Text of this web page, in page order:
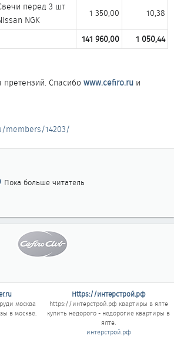
перед 3 шт
NGK​
1 350,00​ 10,38​
141 960,00
1 050,44
Спасибо www.cefiro.ru и
members/14203/
Пока больше читатель
москва
в москве.
Https://интерстрой.рф
https://интерстрой.рф квартиры в ялте
купить недорого - недорогие квартиры в
ялте.
интерстрой.рф